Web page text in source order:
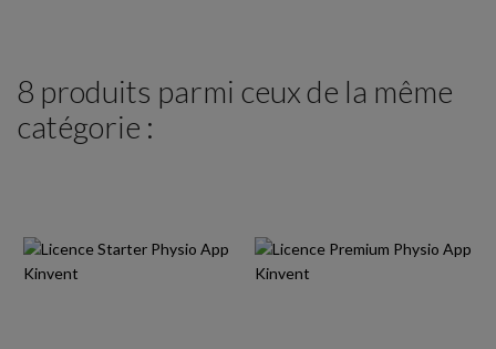
8 produits parmi ceux de la même
catégorie :